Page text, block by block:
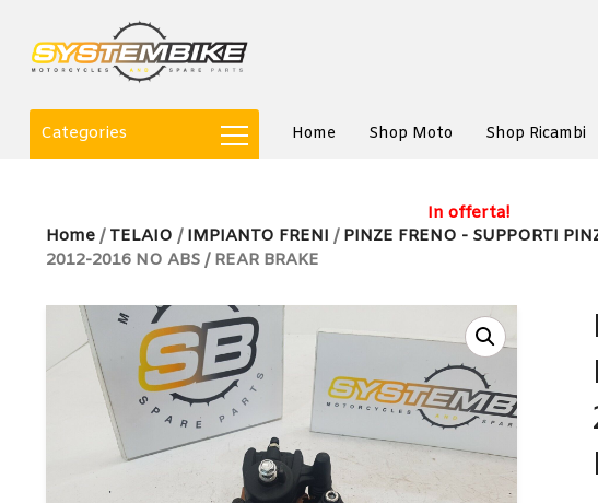
Categories Home Shop Moto Shop Ricambi
Home / TELAIO / IMPIANTO FRENI / PINZE FRENO - SUPPORTI
2012-2016 NO ABS / REAR BRAKE
In offerta!